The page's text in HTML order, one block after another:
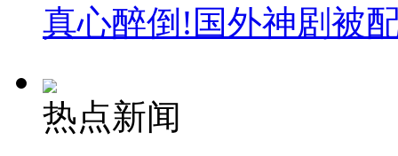
真心醉倒!国外神剧被
热点新闻